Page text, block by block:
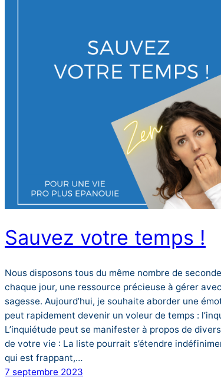
Sauvez votre temps !
Nous disposons tous du même nombre de
chaque jour, une ressource précieuse à gérer avec
sagesse. Aujourd’hui, je souhaite aborder une
peut rapidement devenir un voleur de temps :
L’inquiétude peut se manifester à propos de
de votre vie : La liste pourrait s’étendre
qui est frappant,…
7 septembre 2023